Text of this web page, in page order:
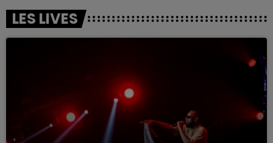
LES LIVES